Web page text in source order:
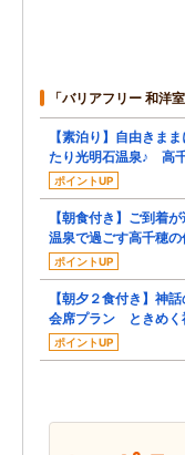
「バリアフリー 和洋
【素泊り】自由きま
たり光明石温泉♪ 高
ポイントUP
【朝食付き】ご到着
温泉で過ごす高千穂
ポイントUP
【朝夕２食付き】神
会席プラン ときめく
ポイントUP